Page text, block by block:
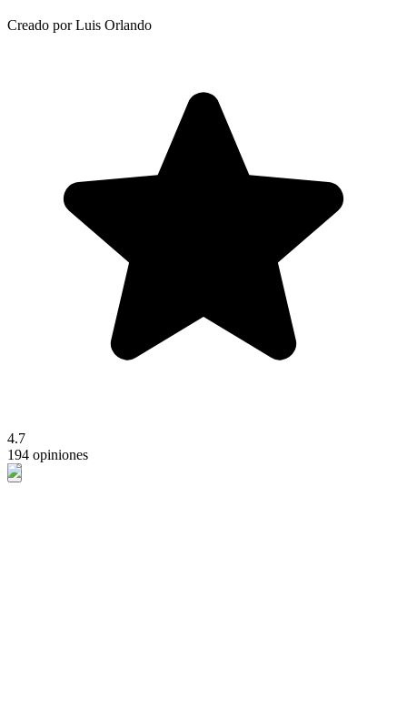
Creado por Luis Orlando
4.7
194 opiniones